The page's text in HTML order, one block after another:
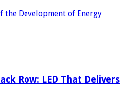
the Development of Energy
Row: LED That Delivers